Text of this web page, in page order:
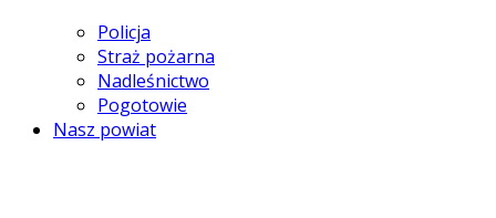
Policja
Straż pożarna
Nadleśnictwo
Pogotowie
Nasz powiat